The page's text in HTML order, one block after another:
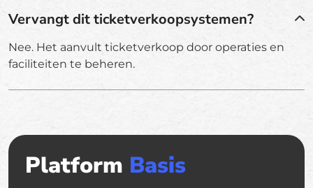
Vervangt dit ticketverkoopsystemen?
Nee. Het aanvult ticketverkoop door operaties en
faciliteiten te beheren.
Platform Basis